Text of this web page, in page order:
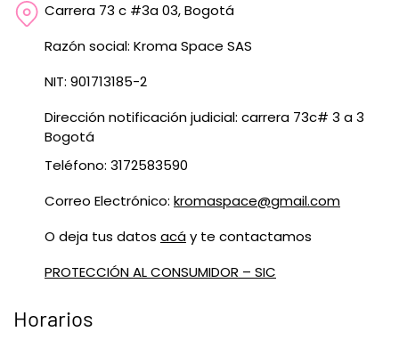
Carrera 73 c #3a 03, Bogotá
Razón social: Kroma Space SAS
NIT: 901713185-2
Dirección notificación judicial: carrera 73c# 3 a 3
Bogotá
Teléfono: 3172583590
Correo Electrónico: kromaspace@gmail.com
O deja tus datos acáy te contactamos
PROTECCIÓN AL CONSUMIDOR – SIC
Horarios